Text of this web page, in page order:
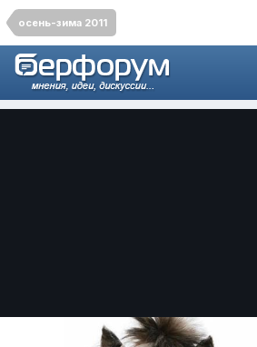
осень-зима 2011